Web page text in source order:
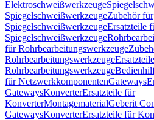
Elektroschweißwerkzeuge
SpiegelschweißwerkzeugeZubehör für
SpiegelschweißwerkzeugeErsatzteile
Spiegelschweißwerkzeuge
für Rohrbearbeitungswerkzeuge
Rohrbearbeitungswerkzeuge
Rohrbearbeitungswerkzeuge
für NetzwerkkomponentenGateways
GatewaysKonverterErsatzteile für
KonverterMontagematerialGeberit
GatewaysKonverterErsatzteile für